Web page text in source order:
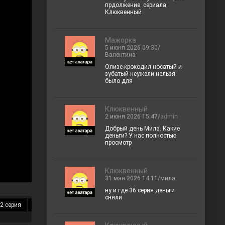
серия
прдолжение сериала
Клюквенный
Мажорка
5 июня 2026 09:30/
Валентина
Олизе-крокодил носатый и
зубатый неужели нельзя
было для
Клюквенный
2 июня 2026 15:47/admin
Добрый день Мила. Какие
деньги? У нас полностью
просмотр
Клюквенный
31 мая 2026 14:11/мила
ну и где 36 серия деньги
сняли